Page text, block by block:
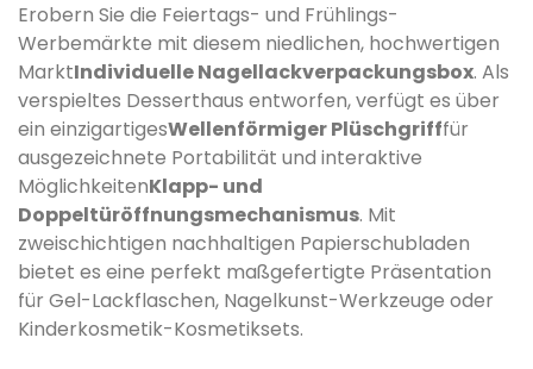
Erobern Sie die Feiertags- und Frühlings-
Werbemärkte mit diesem niedlichen, hochwertigen
MarktIndividuelle Nagellackverpackungsbox. Als
verspieltes Desserthaus entworfen, verfügt es über
ein einzigartigesWellenförmiger Plüschgrifffür
ausgezeichnete Portabilität und interaktive
MöglichkeitenKlapp- und
Doppeltüröffnungsmechanismus. Mit
zweischichtigen nachhaltigen Papierschubladen
bietet es eine perfekt maßgefertigte Präsentation
für Gel-Lackflaschen, Nagelkunst-Werkzeuge oder
Kinderkosmetik-Kosmetiksets.